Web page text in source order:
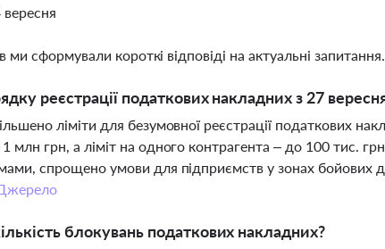
вересня
ми сформували короткі відповіді на актуальні
реєстрації податкових накладних з 27
ліміти для безумовної реєстрації податкових
млн грн, а ліміт на одного контрагента – до 100 тис.
спрощено умови для підприємств у зонах бойових
блокувань податкових накладних?